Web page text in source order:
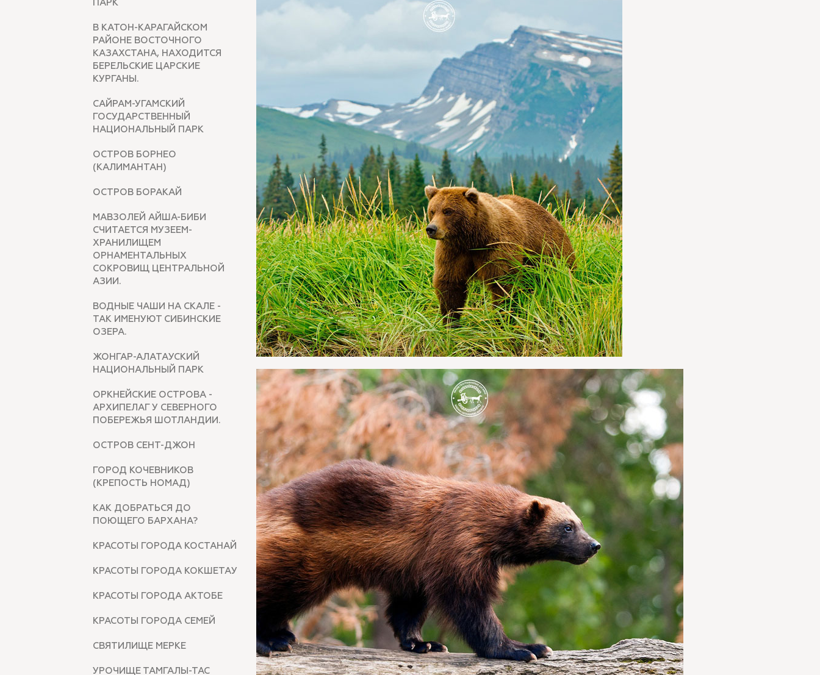
ПАРК
В КАТОН-КАРАГАЙСКОМ
РАЙОНЕ ВОСТОЧНОГО
КАЗАХСТАНА, НАХОДИТСЯ
БЕРЕЛЬСКИЕ ЦАРСКИЕ
КУРГАНЫ.
САЙРАМ-УГАМСКИЙ
ГОСУДАРСТВЕННЫЙ
НАЦИОНАЛЬНЫЙ ПАРК
ОСТРОВ БОРНЕО
(КАЛИМАНТАН)
ОСТРОВ БОРАКАЙ
МАВЗОЛЕЙ АЙША-БИБИ
СЧИТАЕТСЯ МУЗЕЕМ-
ХРАНИЛИЩЕМ
ОРНАМЕНТАЛЬНЫХ
СОКРОВИЩ ЦЕНТРАЛЬНОЙ
АЗИИ.
ВОДНЫЕ ЧАШИ НА СКАЛЕ -
ТАК ИМЕНУЮТ СИБИНСКИЕ
ОЗЕРА.
ЖОНГАР-АЛАТАУСКИЙ
НАЦИОНАЛЬНЫЙ ПАРК
ОРКНЕЙСКИЕ ОСТРОВА -
АРХИПЕЛАГ У СЕВЕРНОГО
ПОБЕРЕЖЬЯ ШОТЛАНДИИ.
ОСТРОВ СЕНТ-ДЖОН
ГОРОД КОЧЕВНИКОВ
(КРЕПОСТЬ НОМАД)
КАК ДОБРАТЬСЯ ДО
ПОЮЩЕГО БАРХАНА?
КРАСОТЫ ГОРОДА КОСТАНАЙ
КРАСОТЫ ГОРОДА КОКШЕТАУ
КРАСОТЫ ГОРОДА АКТОБЕ
КРАСОТЫ ГОРОДА СЕМЕЙ
СВЯТИЛИЩЕ МЕРКЕ
УРОЧИЩЕ ТАМГАЛЫ-ТАС